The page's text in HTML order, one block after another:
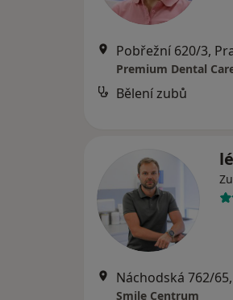
Pobřežní 620/3,
Premium Dental
Bělení zubů
Náchodská 762/
Smile Centrum